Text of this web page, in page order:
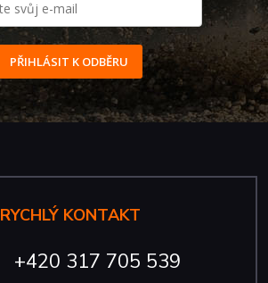
PŘIHLÁSIT K ODBĚRU
RYCHLÝ KONTAKT
+420 317 705 539